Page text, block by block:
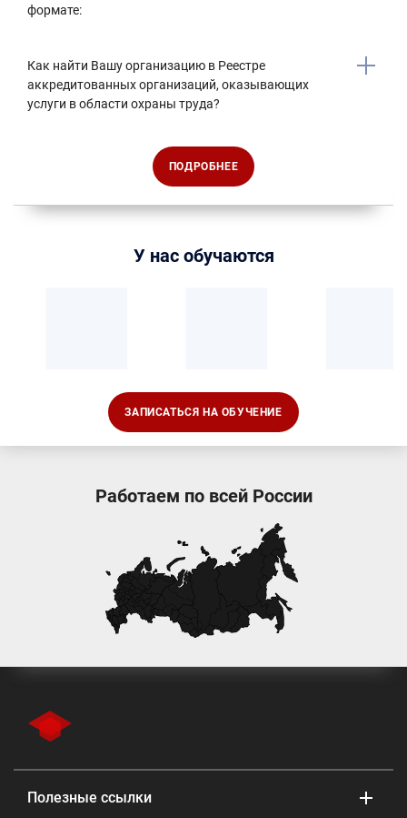
формате:
Как найти Вашу организацию в Реестре
аккредитованных организаций, оказывающих
услуги в области охраны труда?
ПОДРОБНЕЕ
У нас обучаются
ЗАПИСАТЬСЯ НА ОБУЧЕНИЕ
Работаем по всей России
Полезные ссылки